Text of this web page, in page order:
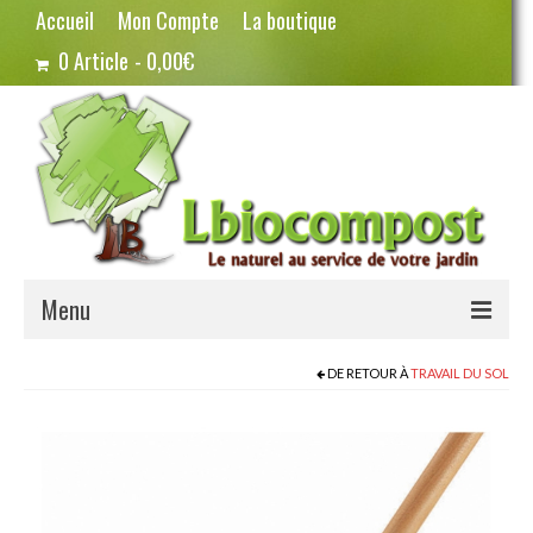
Accueil Mon Compte
La boutique
0 Article
0,00€
Menu
DE RETOUR ÀTRAVAIL DU SOL